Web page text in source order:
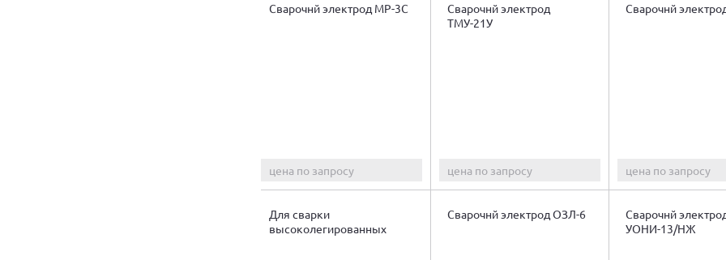
Сварочнй электрод МР-3С
цена по запросу
Сварочнй электрод
ТМУ-21У
цена по запросу
Сварочнй
цена по запросу
Для сварки
высоколегированных
Сварочнй электрод ОЗЛ-6
Сварочнй
УОНИ-13/НЖ